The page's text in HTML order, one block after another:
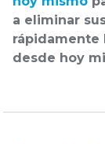
a eliminar
rápidamente
desde hoy